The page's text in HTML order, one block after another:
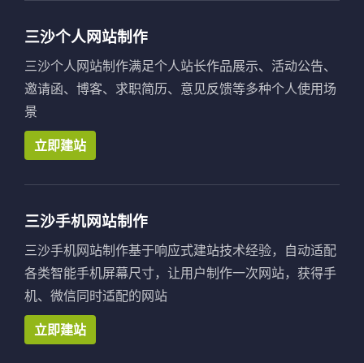
三沙个人网站制作
三沙个人网站制作满足个人站长作品展示、活动公告、
邀请函、博客、求职简历、意见反馈等多种个人使用场
景
立即建站
三沙手机网站制作
三沙手机网站制作基于响应式建站技术经验，自动适配
各类智能手机屏幕尺寸，让用户制作一次网站，获得手
机、微信同时适配的网站
立即建站